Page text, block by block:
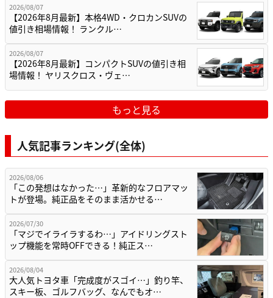
2026/08/07
【2026年8月最新】本格4WD・クロカンSUVの
値引き相場情報！ ランクル…
2026/08/07
【2026年8月最新】コンパクトSUVの値引き相
場情報！ ヤリスクロス・ヴェ…
もっと見る
人気記事ランキング(全体)
2026/08/06
「この発想はなかった…」革新的なフロアマッ
トが登場。純正品をそのまま活かせる…
2026/07/30
「マジでイライラするわ…」アイドリングスト
ップ機能を常時OFFできる！純正ス…
2026/08/04
大人気トヨタ車「完成度がスゴイ…」釣り竿、
スキー板、ゴルフバッグ、なんでもオ…